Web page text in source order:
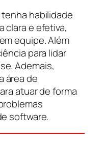
habilidade
clara e efetiva,
equipe. Além
para lidar
Ademais,
área de
atuar de forma
software.